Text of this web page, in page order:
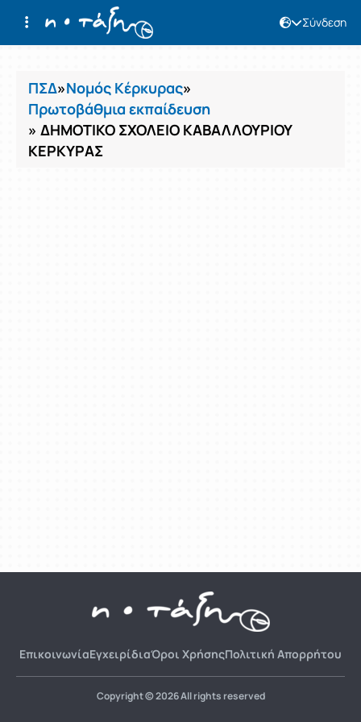
Σύνδεση
Μαθήματα
ΠΣΔ»Νομός Κέρκυρας»
Πρωτοβάθμια εκπαίδευση
» ΔΗΜΟΤΙΚΟ ΣΧΟΛΕΙΟ ΚΑΒΑΛΛΟΥΡΙΟΥ
ΚΕΡΚΥΡΑΣ
ΕπικοινωνίαΕγχειρίδιαΌροι ΧρήσηςΠολιτική Απορρήτου
Copyright © 2026 All rights reserved